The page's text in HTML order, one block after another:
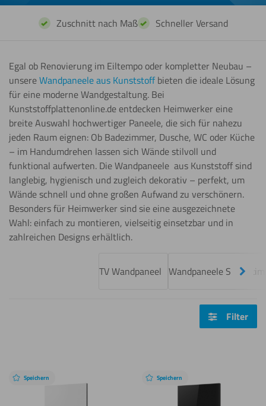
Zuschnitt nach Maß Schneller Versand
Egal ob Renovierung im Eiltempo oder kompletter Neubau –
unsereWandpaneele aus Kunststoff bieten die ideale Lösung
für eine moderne Wandgestaltung. Bei
Kunststoffplattenonline.de entdecken Heimwerker eine
breite Auswahl hochwertiger Paneele, die sich für nahezu
jeden Raum eignen: Ob Badezimmer, Dusche, WC oder Küche
– im Handumdrehen lassen sich Wände stilvoll und
funktional aufwerten. Die Wandpaneele aus Kunststoff sind
langlebig, hygienisch und zugleich dekorativ – perfekt, um
Wände schnell und ohne großen Aufwand zu verschönern.
Besonders für Heimwerker sind sie eine ausgezeichnete
Wahl: einfach zu montieren, vielseitig einsetzbar und in
zahlreichen Designs erhältlich.
TV Wandpaneel Wandpaneele Next
Filter
Speichern Speichern